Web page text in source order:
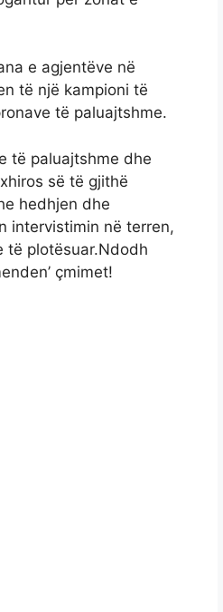
e agjentëve në
të një kampioni të
të paluajtshme.
të paluajtshme dhe
së të gjithë
hedhjen dhe
intervistimin në terren,
të plotësuar.Ndodh
çmimet!